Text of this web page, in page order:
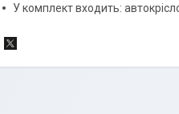
У комплект входить: